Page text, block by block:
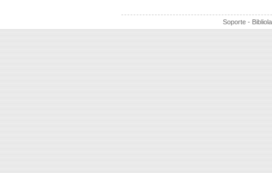
Soporte -